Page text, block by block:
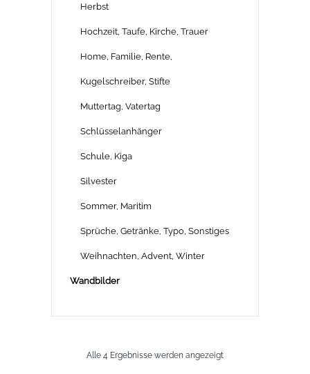
Herbst
Hochzeit, Taufe, Kirche, Trauer
Home, Familie, Rente,
Kugelschreiber, Stifte
Muttertag, Vatertag
Schlüsselanhänger
Schule, Kiga
Silvester
Sommer, Maritim
Sprüche, Getränke, Typo, Sonstiges
Weihnachten, Advent, Winter
Wandbilder
Alle 4 Ergebnisse werden angezeigtNach